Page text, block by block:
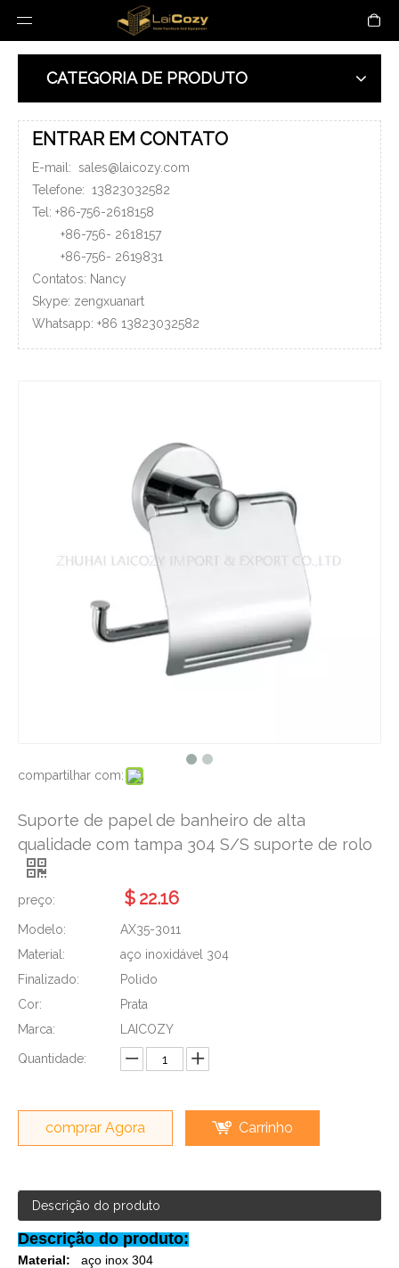
CATEGORIA DE PRODUTO
ENTRAR EM CONTATO
E-mail: sales@laicozy.com
Telefone: 13823032582
Tel: +86-756-2618158
+86-756- 2618157
+86-756- 2619831
Contatos: Nancy
Skype: zengxuanart
Whatsapp: +86 13823032582
compartilhar com:
Suporte de papel de banheiro de alta
qualidade com tampa 304 S/S suporte de rolo
preço: $ 22.16
Modelo:
AX35-3011
Material:
aço inoxidável 304
Finalizado:
Polido
Cor:
Prata
Marca:
LAICOZY
Quantidade:
comprar Agora Carrinho
Descrição do produto
Descrição do produto:
Material: aço inox 304